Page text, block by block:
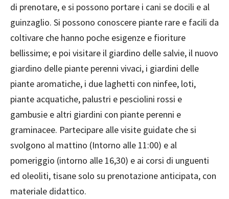
di prenotare, e si possono portare i cani se docili e al
guinzaglio. Si possono conoscere piante rare e facili da
coltivare che hanno poche esigenze e fioriture
bellissime; e poi visitare il giardino delle salvie, il nuovo
giardino delle piante perenni vivaci, i giardini delle
piante aromatiche, i due laghetti con ninfee, loti,
piante acquatiche, palustri e pesciolini rossi e
gambusie e altri giardini con piante perenni e
graminacee. Partecipare alle visite guidate che si
svolgono al mattino (Intorno alle 11:00) e al
pomeriggio (intorno alle 16,30) e ai corsi di unguenti
ed oleoliti, tisane solo su prenotazione anticipata, con
materiale didattico.